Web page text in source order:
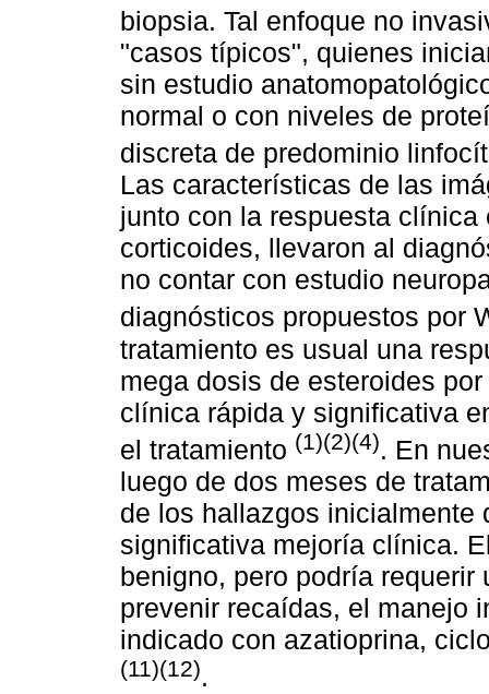
biopsia. Tal enfoque no
"casos típicos", quienes
sin estudio
normal o con niveles de
discreta de predominio
Las características de las
junto con la respuesta
corticoides, llevaron al
no contar con estudio
diagnósticos propuestos por
tratamiento es usual una
mega dosis de esteroides
clínica rápida y significativa
el tratamiento (1)(2)(4). En
luego de dos meses de
de los hallazgos inicialmente
significativa mejoría clínica.
benigno, pero podría
prevenir recaídas, el manejo
indicado con azatioprina,
(11)(12).